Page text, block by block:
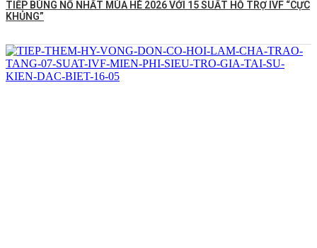
TIẾP BÙNG NỔ NHẤT MÙA HÈ 2026 VỚI 15 SUẤT HỖ TRỢ IVF “CỰC
KHỦNG”